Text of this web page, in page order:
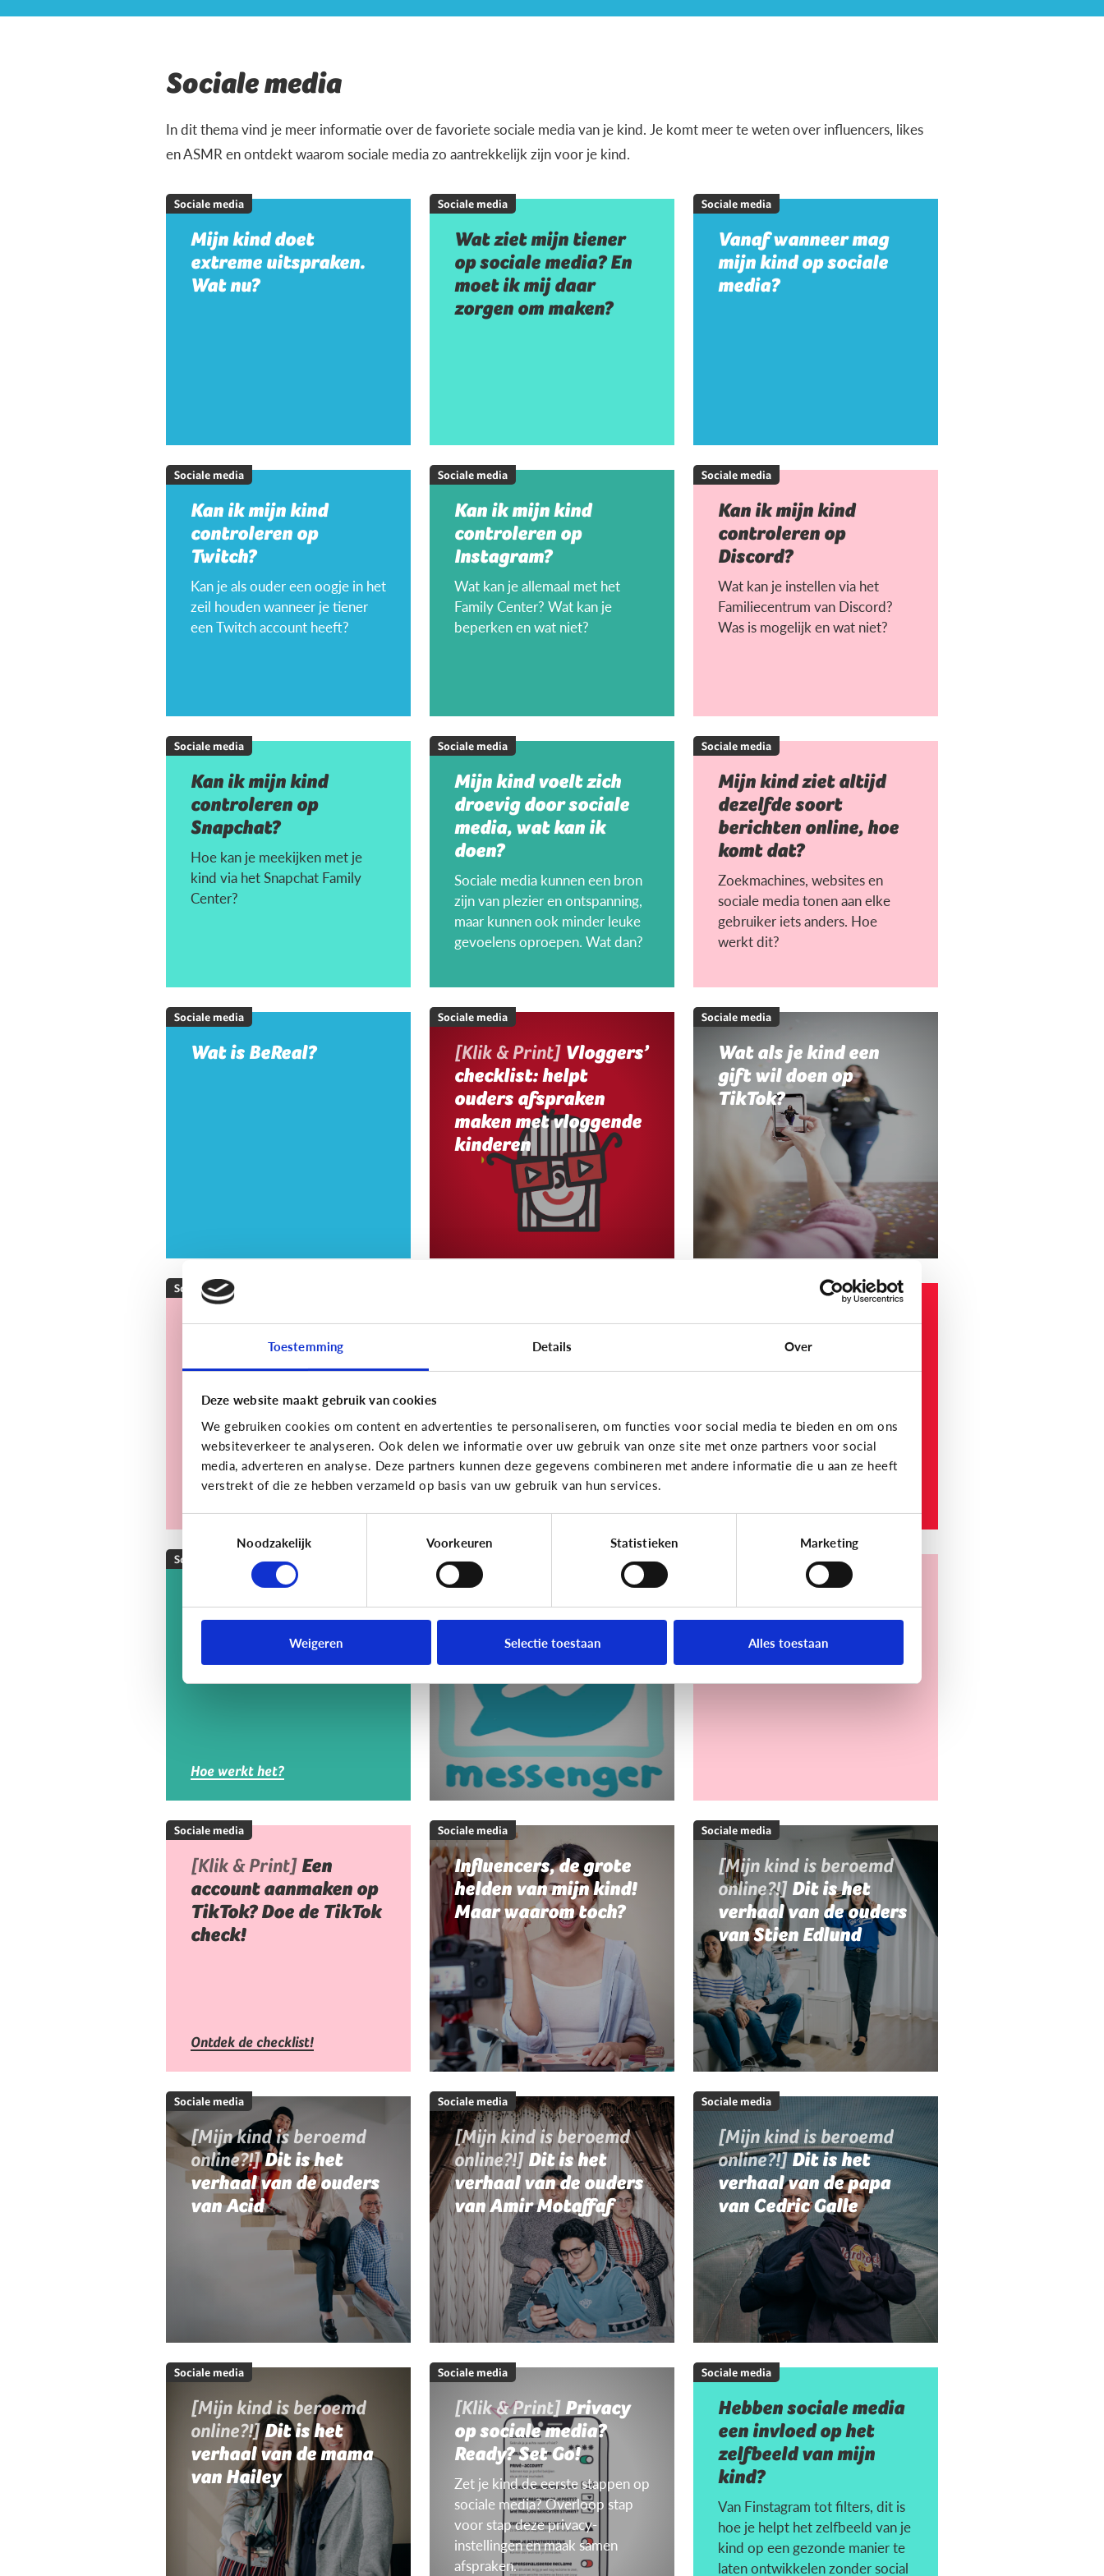
Toestemming Details Over
Deze website maakt gebruik van cookies
We gebruiken cookies om content en advertenties te personaliseren, om functies voor social media te bieden en om ons
websiteverkeer te analyseren. Ook delen we informatie over uw gebruik van onze site met onze partners voor social
media, adverteren en analyse. Deze partners kunnen deze gegevens combineren met andere informatie die u aan ze heeft
verstrekt of die ze hebben verzameld op basis van uw gebruik van hun services.
Noodzakelijk
Voorkeuren Statistieken Marketing
Weigeren Selectie toestaan Alles toestaan
Sociale media
In dit thema vind je meer informatie over de favoriete sociale media van je kind. Je komt meer te weten over influencers, likes
en ASMR en ontdekt waarom sociale media zo aantrekkelijk zijn voor je kind.
Sociale media
Mijn kind doet
extreme uitspraken.
Wat nu?
Sociale media
Wat ziet mijn tiener
op sociale media? En
moet ik mij daar
zorgen om maken?
Sociale media
Vanaf wanneer mag
mijn kind op sociale
media?
Sociale media
Kan ik mijn kind
controleren op
Twitch?
Kan je als ouder een oogje in het
zeil houden wanneer je tiener
een Twitch account heeft?
Sociale media
Kan ik mijn kind
controleren op
Instagram?
Wat kan je allemaal met het
Family Center? Wat kan je
beperken en wat niet?
Sociale media
Kan ik mijn kind
controleren op
Discord?
Wat kan je instellen via het
Familiecentrum van Discord?
Was is mogelijk en wat niet?
Sociale media
Kan ik mijn kind
controleren op
Snapchat?
Hoe kan je meekijken met je
kind via het Snapchat Family
Center?
Sociale media
Mijn kind voelt zich
droevig door sociale
media, wat kan ik
doen?
Sociale media kunnen een bron
zijn van plezier en ontspanning,
maar kunnen ook minder leuke
gevoelens oproepen. Wat dan?
Sociale media
Mijn kind ziet altijd
dezelfde soort
berichten online, hoe
komt dat?
Zoekmachines, websites en
sociale media tonen aan elke
gebruiker iets anders. Hoe
werkt dit?
Sociale media
Wat is BeReal?
Sociale media
[Klik & Print] Vloggers’
checklist: helpt
ouders afspraken
maken met vloggende
kinderen
Sociale media
Wat als je kind een
gift wil doen op
TikTok?
Sociale media
[Actueel]Wat is
doxing en is het
strafbaar?
Shockerende
berichten op sociale
media: misschien zit
Wat is YouTube?
Muziekvideo’s, vlogs, tutorials
of compilaties van grappige
Sociale media
Wat is Twitch?
Op Twitch kan je livestreams
van andere mensen die gamen
volgen.
Hoe werkt het?
Sociale media
Wat is Facebook
Messenger?
Wat is Discord?
Sociale media
[Klik & Print] Een
account aanmaken op
TikTok? Doe de TikTok
check!
Ontdek de checklist!
Sociale media
Influencers, de grote
helden van mijn kind!
Maar waarom toch?
Sociale media
[Mijn kind is beroemd
online?!] Dit is het
verhaal van de ouders
van Stien Edlund
Sociale media
[Mijn kind is beroemd
online?!]Dit is het
verhaal van de ouders
van Acid
Sociale media
[Mijn kind is beroemd
online?!] Dit is het
verhaal van de ouders
van Amir Motaffaf
Sociale media
[Mijn kind is beroemd
online?!]Dit is het
verhaal van de papa
van Cedric Galle
Sociale media
[Mijn kind is beroemd
online?!]Dit is het
verhaal van de mama
van Hailey
Sociale media
[Klik & Print] Privacy
op sociale media?
Ready? Set Go!
Zet je kind de eerste stappen op
sociale media? Overloop stap
voor stap deze privacy-
instellingen en maak samen
afspraken.
Sociale media
Hebben sociale media
een invloed op het
zelfbeeld van mijn
kind?
Van Finstagram tot filters, dit is
hoe je helpt het zelfbeeld van je
kind op een gezonde manier te
laten ontwikkelen zonder social